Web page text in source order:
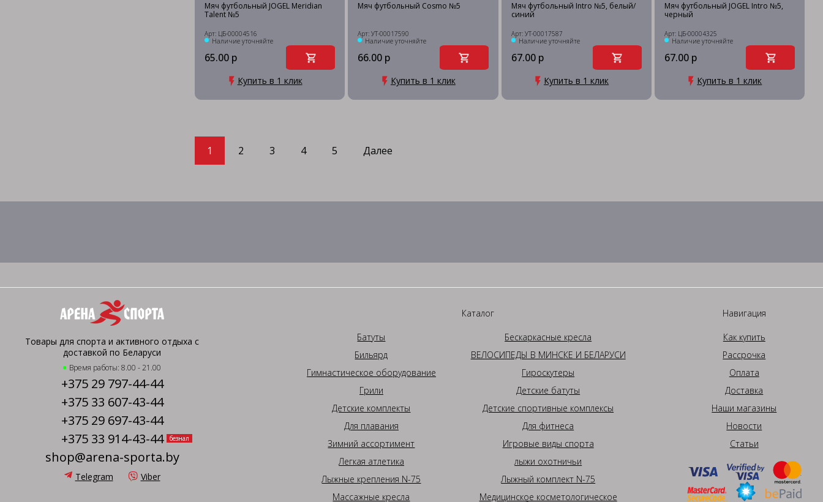
Мяч футбольный JOGEL Meridian
Talent №5
Арт: ЦБ-00004516
Наличие уточняйте
65.00 р
Купить в 1 клик
Мяч футбольный Cosmo №5
Арт: УТ-00017590
Наличие уточняйте
66.00 р
Купить в 1 клик
Мяч футбольный Intro №5, белый/
синий
Арт: УТ-00017587
Наличие уточняйте
67.00 р
Купить в 1 клик
Мяч футбольный JOGEL Intro №5,
черный
Арт: ЦБ-00004325
Наличие уточняйте
67.00 р
Купить в 1 клик
1 2 3 4 5 Далее
Товары для спорта и активного отдыха с
доставкой по Беларуси
Время работы: 8.00 - 21.00
+375 29 797-44-44
+375 33 607-43-44
+375 29 697-43-44
+375 33 914-43-44
безнал
shop@arena-sporta.by
Telegram Viber
Каталог
Батуты
Бескаркасные кресла
Бильярд
ВЕЛОСИПЕДЫ В МИНСКЕ И БЕЛАРУСИ
Гимнастическое оборудование
Гироскутеры
Грили
Детские батуты
Детские комплекты
Детские спортивные комплексы
Для плавания
Для фитнеса
Зимний ассортимент
Игровые виды спорта
Легкая атлетика
лыжи охотничьи
Лыжные крепления N-75
Лыжный комплект N-75
Массажные кресла
Медицинское косметологическое
Навигация
Как купить
Рассрочка
Оплата
Доставка
Наши магазины
Новости
Статьи